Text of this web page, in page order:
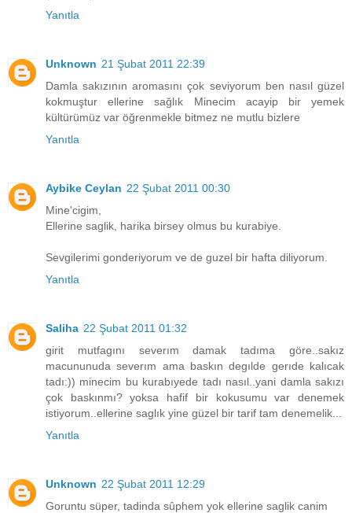
Yanıtla
Unknown 21 Şubat 2011 22:39
Damla sakızının aromasını çok seviyorum ben nasıl güzel
kokmuştur ellerine sağlık Minecim acayip bir yemek
kültürümüz var öğrenmekle bitmez ne mutlu bizlere
Yanıtla
Aybike Ceylan 22 Şubat 2011 00:30
Mine'cigim,
Ellerine saglik, harika birsey olmus bu kurabiye.
Sevgilerimi gonderiyorum ve de guzel bir hafta diliyorum.
Yanıtla
Saliha 22 Şubat 2011 01:32
girit mutfagını severım damak tadıma göre..sakız
macununuda severım ama baskın degılde gerıde kalıcak
tadı:)) minecim bu kurabıyede tadı nasıl..yani damla sakızı
çok baskınmı? yoksa hafif bir kokusumu var denemek
istiyorum..ellerine saglık yine güzel bir tarif tam denemelik...
Yanıtla
Unknown 22 Şubat 2011 12:29
Goruntu süper, tadinda sûphem yok ellerine saglik canim